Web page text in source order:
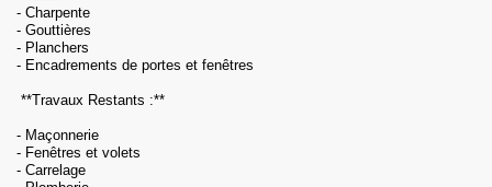
- Charpente
- Gouttières
- Planchers
- Encadrements de portes et fenêtres
**Travaux Restants :**
- Maçonnerie
- Fenêtres et volets
- Carrelage